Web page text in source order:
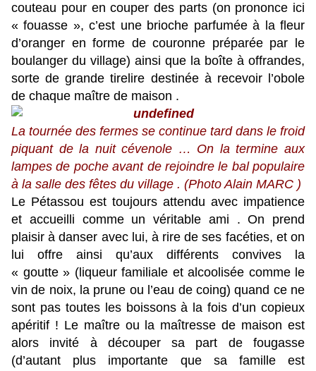
couteau pour en couper des parts (on prononce ici
« fouasse », c’est une brioche parfumée à la fleur
d’oranger en forme de couronne préparée par le
boulanger du village) ainsi que la boîte à offrandes,
sorte de grande tirelire destinée à recevoir l’obole
de chaque maître de maison .
La tournée des fermes se continue tard dans le froid
piquant de la nuit cévenole … On la termine aux
lampes de poche avant de rejoindre le bal populaire
à la salle des fêtes du village . (Photo Alain MARC )
Le Pétassou est toujours attendu avec impatience
et accueilli comme un véritable ami . On prend
plaisir à danser avec lui, à rire de ses facéties, et on
lui offre ainsi qu’aux différents convives la
« goutte » (liqueur familiale et alcoolisée comme le
vin de noix, la prune ou l’eau de coing) quand ce ne
sont pas toutes les boissons à la fois d’un copieux
apéritif ! Le maître ou la maîtresse de maison est
alors invité à découper sa part de fougasse
(d’autant plus importante que sa famille est